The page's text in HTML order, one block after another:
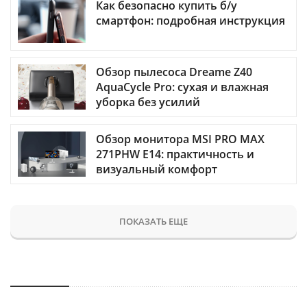
Как безопасно купить б/у
смартфон: подробная инструкция
Обзор пылесоса Dreame Z40
AquaCycle Pro: сухая и влажная
уборка без усилий
Обзор монитора MSI PRO MAX
271PHW E14: практичность и
визуальный комфорт
ПОКАЗАТЬ ЕЩЕ